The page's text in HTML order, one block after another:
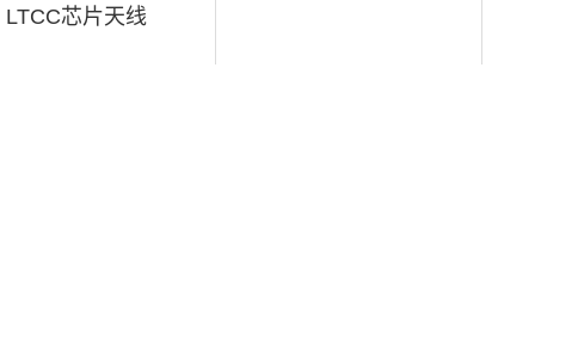
LTCC芯片天线